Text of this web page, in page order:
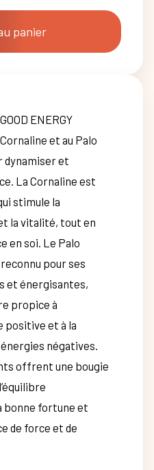
panier
ENERGY
et au Palo
dynamiser et
La Cornaline est
stimule la
la vitalité, tout en
en soi. Le Palo
pour ses
et énergisantes,
propice à
positive et à la
négatives.
offrent une bougie
fortune et
de force et de